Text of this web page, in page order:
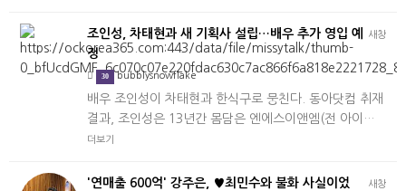
새창
조인성, 차태현과 새 기획사 설립…배우 추가 영입 예
정
30 bubblysnowflake
배우 조인성이 차태현과 한식구로 뭉친다. 동아닷컴 취재
결과, 조인성은 13년간 몸담은 엔에스이앤엠(전 아이…
더보기
새창
'연매출 600억' 강주은, ♥최민수와 불화 사실이었